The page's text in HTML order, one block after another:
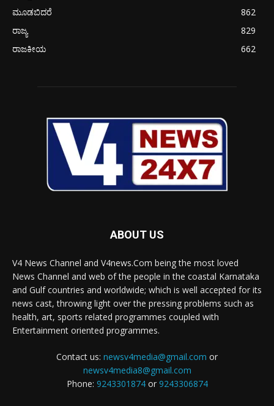
ಮೂಡಬಿದರೆ
862
ರಾಜ್ಯ
829
ರಾಜಕೀಯ
662
ABOUT US
V4 News Channel and V4news.Com being the most loved
News Channel and web of the people in the coastal Karnataka
and Gulf countries and worldwide; which is well accepted for its
news cast, throwing light over the pressing problems such as
health, art, sports related programmes coupled with
Entertainment oriented programmes.
Contact us: newsv4media@gmail.com or
newsv4media8@gmail.com
Phone: 9243301874or 9243306874